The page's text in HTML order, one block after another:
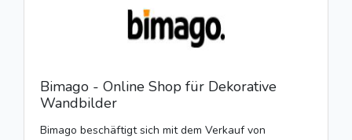
Bimago - Online Shop für Dekorative
Wandbilder
Bimago beschäftigt sich mit dem Verkauf von